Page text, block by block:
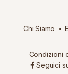
Chi Siamo
Condizioni
Seguici